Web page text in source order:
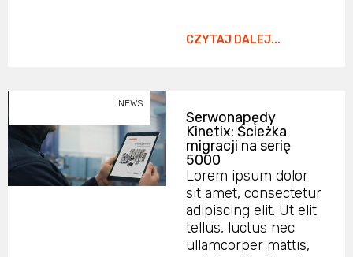
CZYTAJ DALEJ...
NEWS
Serwonapędy
Kinetix: Ścieżka
migracji na serię
5000
Lorem ipsum dolor
sit amet, consectetur
adipiscing elit. Ut elit
tellus, luctus nec
ullamcorper mattis,